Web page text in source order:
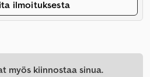
ilmoituksesta
myös kiinnostaa sinua.